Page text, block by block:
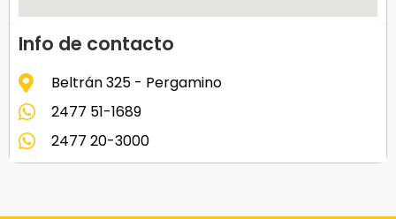
Info de contacto
Beltrán 325 - Pergamino
2477 51-1689
2477 20-3000